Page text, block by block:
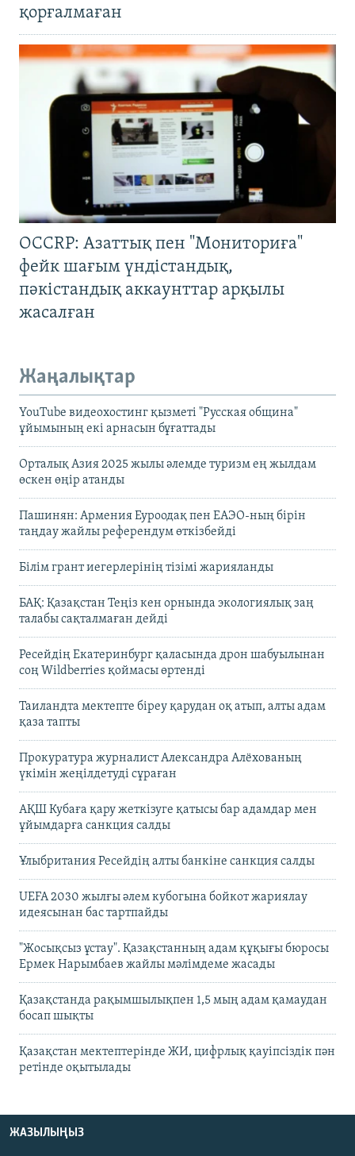
қорғалмаған
OCCRP: Азаттық пен "Мониториға"
фейк шағым үндістандық,
пәкістандық аккаунттар арқылы
жасалған
Жаңалықтар
YouTube видеохостинг қызметі "Русская община"
ұйымының екі арнасын бұғаттады
Орталық Азия 2025 жылы әлемде туризм ең жылдам
өскен өңір атанды
Пашинян: Армения Еуроодақ пен ЕАЭО-ның бірін
таңдау жайлы референдум өткізбейді
Білім грант иегерлерінің тізімі жарияланды
БАҚ: Қазақстан Теңіз кен орнында экологиялық заң
талабы сақталмаған дейді
Ресейдің Екатеринбург қаласында дрон шабуылынан
соң Wildberries қоймасы өртенді
Таиландта мектепте біреу қарудан оқ атып, алты адам
қаза тапты
Прокуратура журналист Александра Алёхованың
үкімін жеңілдетуді сұраған
АҚШ Кубаға қару жеткізуге қатысы бар адамдар мен
ұйымдарға санкция салды
Ұлыбритания Ресейдің алты банкіне санкция салды
UEFA 2030 жылғы әлем кубогына бойкот жариялау
идеясынан бас тартпайды
"Жосықсыз ұстау". Қазақстанның адам құқығы бюросы
Ермек Нарымбаев жайлы мәлімдеме жасады
Қазақстанда рақымшылықпен 1,5 мың адам қамаудан
босап шықты
Қазақстан мектептерінде ЖИ, цифрлық қауіпсіздік пән
ретінде оқытылады
ЖАЗЫЛЫҢЫЗ